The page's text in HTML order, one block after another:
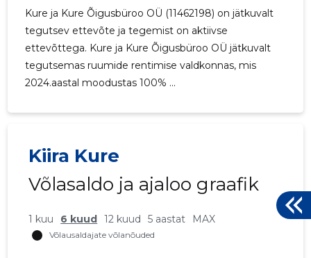
Kure ja Kure Õigusbüroo OÜ (11462198) on jätkuvalt
tegutsev ettevõte ja tegemist on aktiivse
ettevõttega. Kure ja Kure Õigusbüroo OÜ jätkuvalt
tegutsemas ruumide rentimise valdkonnas, mis
2024.aastal moodustas 100% ...
Kiira Kure
Võlasaldo ja ajaloo graafik
1 kuu 6 kuud 12 kuud 5 aastat MAX